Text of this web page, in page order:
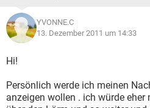
YVONNE.C
13. Dezember 2011 um 14:33
Hi!
Persönlich werde ich meinen
anzeigen wollen . ich würde eher